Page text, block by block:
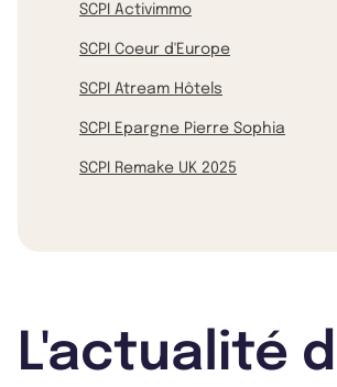
SCPI Activimmo
SCPI Coeur d'Europe
SCPI Atream Hôtels
SCPI Epargne Pierre Sophia
SCPI Remake UK 2025
L'actualité